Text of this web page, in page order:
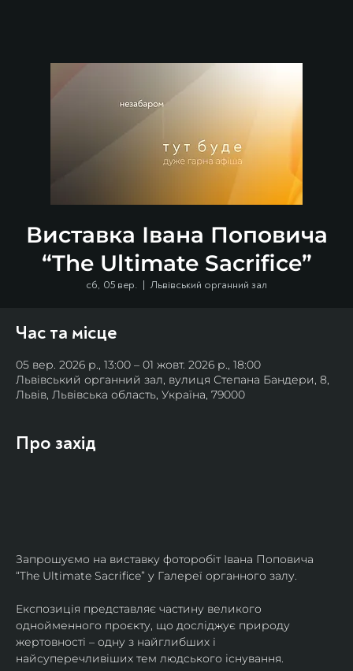
Виставка Івана Поповича
“The Ultimate Sacrifice”
сб, 05 вер.
  |
Львівський органний зал
Час та місце
05 вер. 2026 р., 13:00 – 01 жовт. 2026 р., 18:00
Львівський органний зал, вулиця Степана Бандери, 8,
Львів, Львівська область, Україна, 79000
Про захід
Запрошуємо на виставку фоторобіт Івана Поповича
“The Ultimate Sacrifice” у Галереї органного залу.
Експозиція представляє частину великого
однойменного проєкту, що досліджує природу
жертовності – одну з найглибших і
найсуперечливіших тем людського існування.